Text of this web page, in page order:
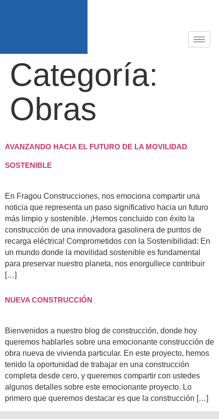
Categoría:
Obras
AVANZANDO HACIA EL FUTURO DE LA MOVILIDAD
SOSTENIBLE
En Fragou Construcciones, nos emociona compartir una
noticia que representa un paso significativo hacia un futuro
más limpio y sostenible. ¡Hemos concluido con éxito la
construcción de una innovadora gasolinera de puntos de
recarga eléctrica! Comprometidos con la Sostenibilidad: En
un mundo donde la movilidad sostenible es fundamental
para preservar nuestro planeta, nos enorgullece contribuir
[…]
NUEVA CONSTRUCCIÓN
Bienvenidos a nuestro blog de construcción, donde hoy
queremos hablarles sobre una emocionante construcción de
obra nueva de vivienda particular. En este proyecto, hemos
tenido la oportunidad de trabajar en una construcción
completa desde cero, y queremos compartir con ustedes
algunos detalles sobre este emocionante proyecto. Lo
primero que queremos destacar es que la construcción […]